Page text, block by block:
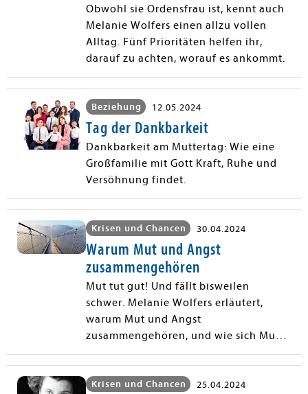
Obwohl sie Ordensfrau ist, kennt auch
Melanie Wolfers einen allzu vollen
Alltag. Fünf Prioritäten helfen ihr,
darauf zu achten, worauf es ankommt.
Beziehung 12.05.2024
Tag der Dankbarkeit
Dankbarkeit am Muttertag: Wie eine
Großfamilie mit Gott Kraft, Ruhe und
Versöhnung findet.
Krisen und Chancen 30.04.2024
Warum Mut und Angst
zusammengehören
Mut tut gut! Und fällt bisweilen
schwer. Melanie Wolfers erläutert,
warum Mut und Angst
zusammengehören, und wie sich Mut
trainieren lässt.
Krisen und Chancen 25.04.2024